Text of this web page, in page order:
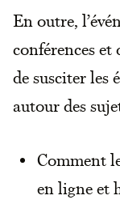
En outre,
conférences et
de susciter les
autour des
Comment
en ligne et